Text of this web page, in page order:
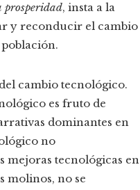
prosperidad, insta a la
y reconducir el cambio
cambio tecnológico.
es fruto de
dominantes en
no
mejoras tecnológicas en
molinos, no se